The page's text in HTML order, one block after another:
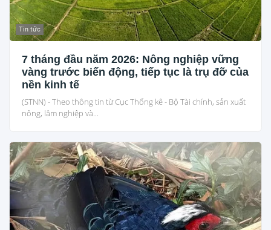
Tin tức
7 tháng đầu năm 2026: Nông nghiệp vững
vàng trước biến động, tiếp tục là trụ đỡ của
nền kinh tế
(STNN) - Theo thông tin từ Cục Thống kê - Bộ Tài chính, sản xuất
nông, lâm nghiệp và...